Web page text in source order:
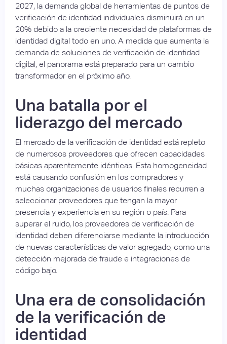
2027, la demanda global de herramientas de puntos de
verificación de identidad individuales disminuirá en un
20% debido a la creciente necesidad de plataformas de
identidad digital todo en uno. A medida que aumenta la
demanda de soluciones de verificación de identidad
digital, el panorama está preparado para un cambio
transformador en el próximo año.
Una batalla por el
liderazgo del mercado
El mercado de la verificación de identidad está repleto
de numerosos proveedores que ofrecen capacidades
básicas aparentemente idénticas. Esta homogeneidad
está causando confusión en los compradores y
muchas organizaciones de usuarios finales recurren a
seleccionar proveedores que tengan la mayor
presencia y experiencia en su región o país. Para
superar el ruido, los proveedores de verificación de
identidad deben diferenciarse mediante la introducción
de nuevas características de valor agregado, como una
detección mejorada de fraude e integraciones de
código bajo.
Una era de consolidación
de la verificación de
identidad